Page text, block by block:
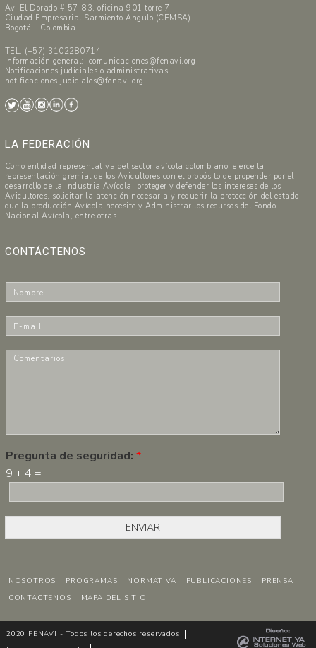
Av. El Dorado # 57-83, oficina 901 torre 7
Ciudad Empresarial Sarmiento Angulo (CEMSA)
Bogotá - Colombia
TEL. (+57) 3102280714
Información general: comunicaciones@fenavi.org
Notificaciones judiciales o administrativas:
notificaciones.judiciales@fenavi.org
LA FEDERACIÓN
Como entidad representativa del sector avícola colombiano, ejerce la
representación gremial de los Avicultores con el propósito de propender por el
desarrollo de la Industria Avícola, proteger y defender los intereses de los
Avicultores, solicitar la atención necesaria y requerir la protección del estado
que la producción Avícola necesite y Administrar los recursos del Fondo
Nacional Avícola, entre otras.
CONTÁCTENOS
N
o
m
E
-
m
C
r
i
o
s
Pregunta de seguridad: *
9 +4 =
ENVIAR
NOSOTROS PROGRAMAS NORMATIVA PUBLICACIONES
PRENSA
CONTÁCTENOS
MAPA DEL SITIO
2020 FENAVI - Todos los derechos reservados